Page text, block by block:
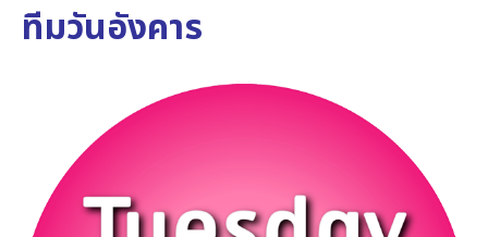
ทีมวันอังคาร